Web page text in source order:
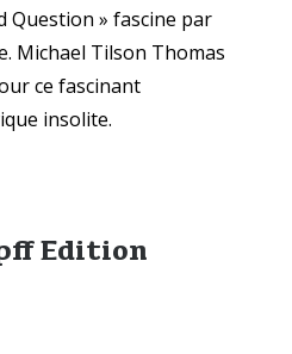
Question » fascine par
Michael Tilson Thomas
ce fascinant
insolite.
Edition